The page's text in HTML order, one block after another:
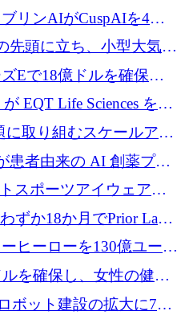
を活用した倉庫自動化を
リンAIがCuspAIを4億
達で支援
先頭に立ち、小型大気質
ーンエア政策の中心に据
Eで18億ドルを確保、
・ヒーローを130億ユー
EQT Life Sciences を
ットメントで支援
取り組むスケールアッ
ル患者由来の AI 創薬プラ
るために 300 万ユーロ
ズ
スポーツアイウェアの
ーロを調達
ずか18か月でPrior Labs
約で買収
ヒーローを130億ユーロ
にまたがるプラットフ
を確保し、女性の健康
ラボを開設
ボット建設の拡大に740